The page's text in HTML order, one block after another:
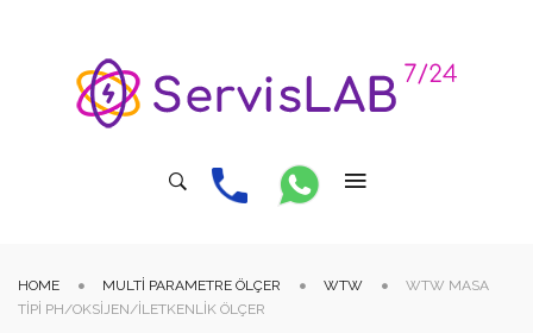
HOME MULTI PARAMETRE ÖLÇER WTW
WTW MASA
TIPI PH/OKSIJEN/İLETKENLIK ÖLÇER